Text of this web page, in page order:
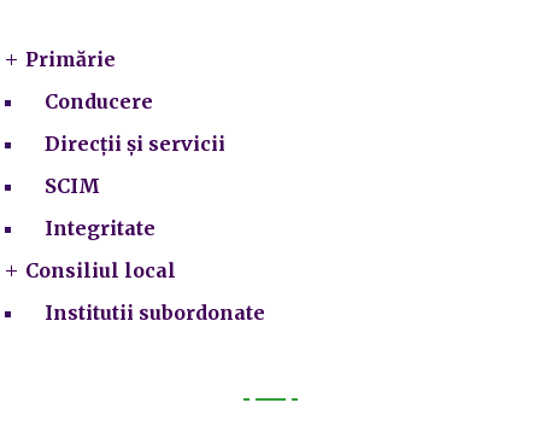
Primărie
Conducere
Direcții și servicii
SCIM
Integritate
Consiliul local
Institutii subordonate